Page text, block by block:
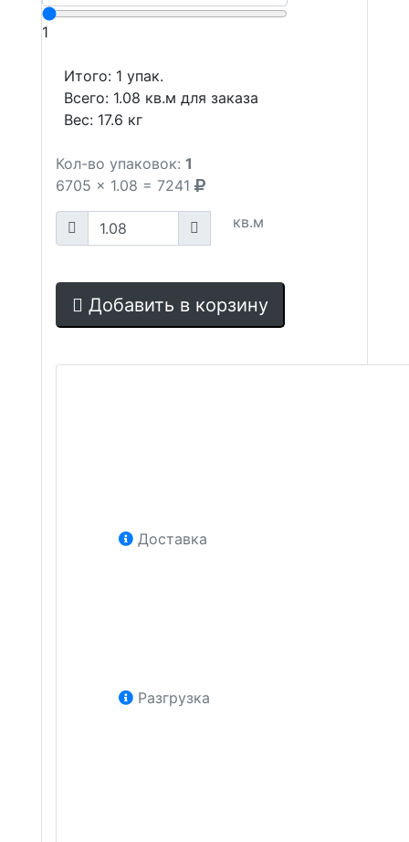
1
Итого: 1 упак.
Всего: 1.08 кв.м для заказа
Вес: 17.6 кг
Кол-во упаковок: 1
6705 x 1.08 = 7241
кв.м
Добавить в корзину
Доставка
Разгрузка